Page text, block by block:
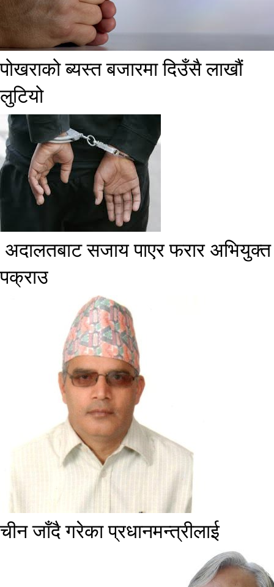
पोखराको ब्यस्त बजारमा दिउँसै लाखौं
लुटियो
​ अदालतबाट सजाय पाएर फरार अभियुक्त
पक्राउ
चीन जाँदै गरेका प्रधानमन्त्रीलाई